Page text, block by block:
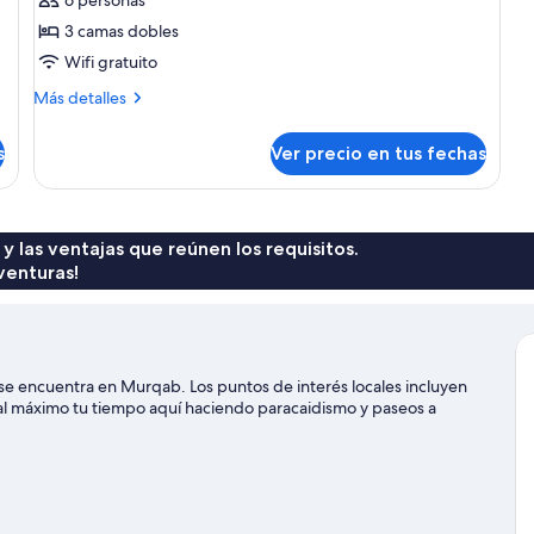
Villa
presidencial,
habitaciones,
3 camas dobles
Wifi gratuito
Más detalles
Más
presidencial,
piscina
privada
Ver precio en tus fechas
las ventajas que reúnen los requisitos.
encuentra en Murqab. Los puntos de interés locales incluyen
máximo tu tiempo aquí haciendo paracaidismo y paseos a